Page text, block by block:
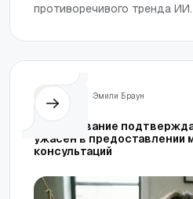
противоречивого тренда ИИ.
Эмили Браун
Исследование
ужасен в предоставлении
консультаций